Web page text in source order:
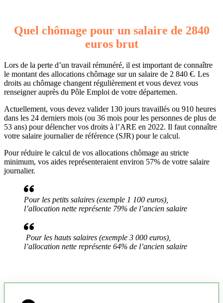
Quel chômage pour un salaire de 2840
euros brut
Lors de la perte d’un travail rémunéré, il est important de connaître
le montant des allocations chômage sur un salaire de 2 840 €. Les
droits au chômage changent régulièrement et vous devez vous
renseigner auprès du Pôle Emploi de votre départemen.
Actuellement, vous devez valider 130 jours travaillés ou 910 heures
dans les 24 derniers mois (ou 36 mois pour les personnes de plus de
53 ans) pour délencher vos droits à l’ARE en 2022. Il faut connaître
votre salaire journalier de référence (SJR) pour le calcul.
Pour réduire le calcul de vos allocations chômage au stricte
minimum, vos aides représenteraient environ 57% de votre salaire
journalier.
Pour les petits salaires (exemple 1 100 euros),
l’allocation nette représente 79% de l’ancien salaire
Pour les hauts salaires (exemple 3 000 euros),
l’allocation nette représente 64% de l’ancien salaire